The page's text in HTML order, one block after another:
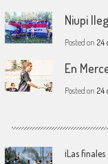
Niupi
Posted on 24
En
Posted on 24
¡Las